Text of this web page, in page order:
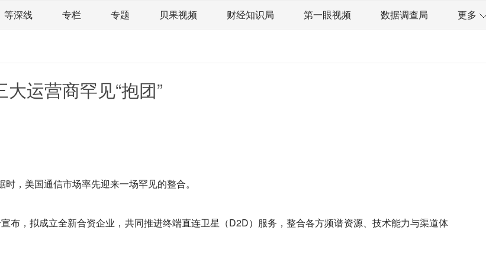
等深线 专栏 专题 贝果视频 财经知识局 第一眼视频 数据调查局 更多
体育 消费 银行 理财
运营商罕见“抱团”
，美国通信市场率先迎来一场罕见的整合。
布，拟成立全新合资企业，共同推进终端直连卫星（D2D）服务，整合各方频谱资源、技术能力与渠道体